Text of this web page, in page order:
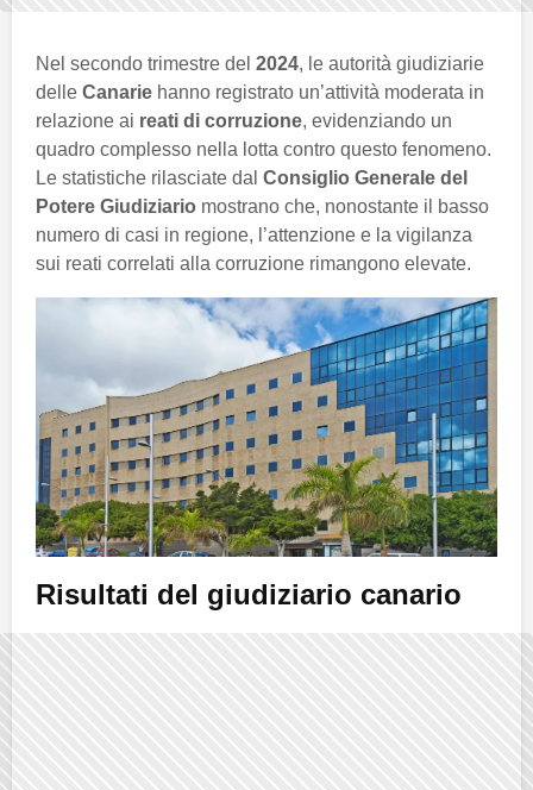
Nel secondo trimestre del 2024, le autorità giudiziarie
delle Canarie hanno registrato un’attività moderata in
relazione ai reati di corruzione, evidenziando un
quadro complesso nella lotta contro questo fenomeno.
Le statistiche rilasciate dal Consiglio Generale del
Potere Giudiziario mostrano che, nonostante il basso
numero di casi in regione, l’attenzione e la vigilanza
sui reati correlati alla corruzione rimangono elevate.
Risultati del giudiziario canario